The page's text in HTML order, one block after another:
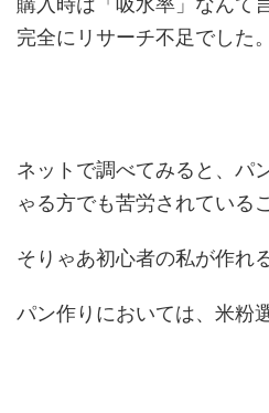
完全にリサーチ不足でした。
ネットで調べてみると、パ
ゃる方でも苦労されている
そりゃあ初心者の私が作れ
パン作りにおいては、米粉